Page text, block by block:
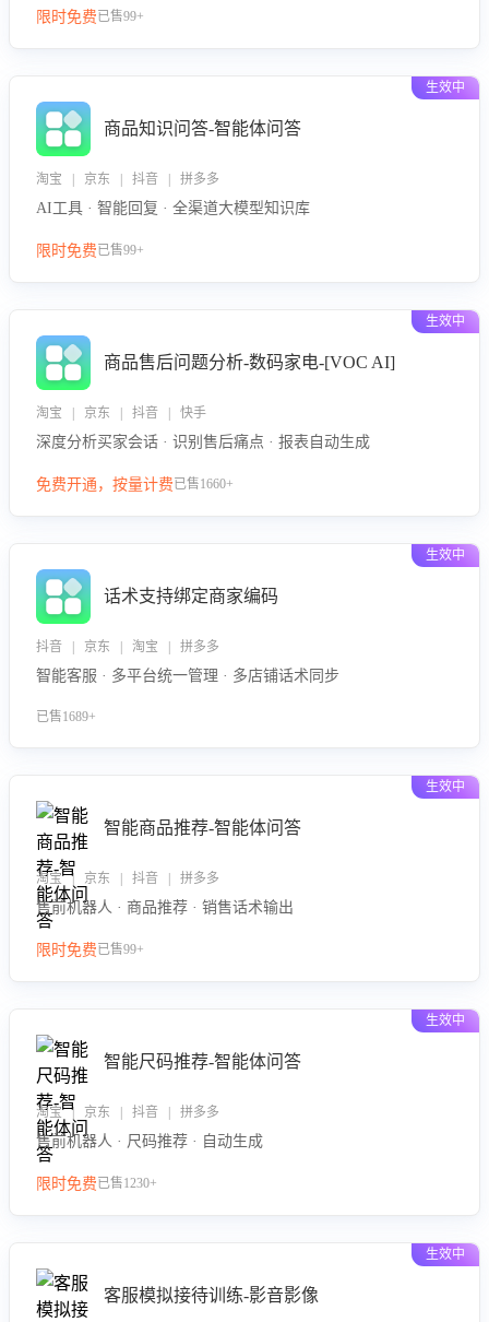
限时免费已售99+
生效中
商品知识问答-智能体问答
淘宝 | 京东 | 抖音 | 拼多多
AI工具 · 智能回复 · 全渠道大模型知识库
限时免费已售99+
生效中
商品售后问题分析-数码家电-[VOC AI]
淘宝 | 京东 | 抖音 | 快手
深度分析买家会话 · 识别售后痛点 · 报表自动生成
免费开通，按量计费已售1660+
生效中
话术支持绑定商家编码
抖音 | 京东 | 淘宝 | 拼多多
智能客服 · 多平台统一管理 · 多店铺话术同步
已售1689+
生效中
智能商品推荐-智能体问答
淘宝 | 京东 | 抖音 | 拼多多
售前机器人 · 商品推荐 · 销售话术输出
限时免费已售99+
生效中
智能尺码推荐-智能体问答
淘宝 | 京东 | 抖音 | 拼多多
售前机器人 · 尺码推荐 · 自动生成
限时免费已售1230+
生效中
客服模拟接待训练-影音影像